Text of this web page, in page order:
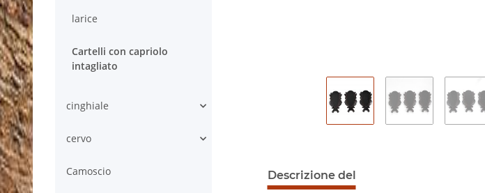
Descrizione del
larice
Cartelli con capriolo
intagliato
cinghiale
cervo
Camoscio